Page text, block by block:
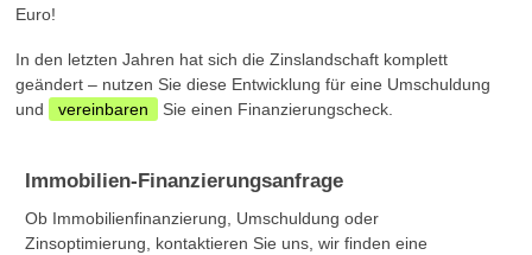
Euro!
In den letzten Jahren hat sich die Zinslandschaft komplett
geändert – nutzen Sie diese Entwicklung für eine Umschuldung
und
vereinbaren Sie einen Finanzierungscheck.
Immobilien-Finanzierungsanfrage
Ob Immobilienfinanzierung, Umschuldung oder
Zinsoptimierung, kontaktieren Sie uns, wir finden eine